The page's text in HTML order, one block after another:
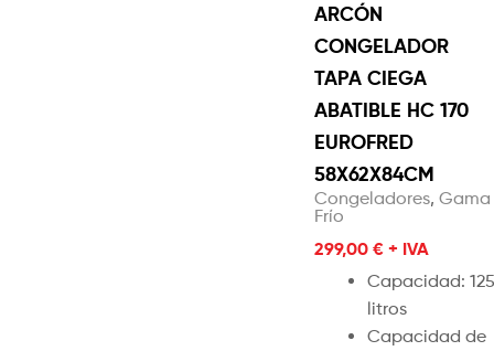
ARCÓN
CONGELADOR
TAPA CIEGA
ABATIBLE HC 170
EUROFRED
58X62X84CM
Congeladores, Gama
Frío
299,00 € + IVA
Capacidad: 125
litros
Capacidad de